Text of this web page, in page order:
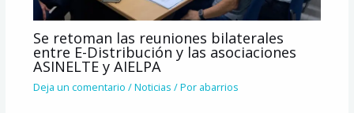
Se retoman las reuniones bilaterales
entre E-Distribución y las asociaciones
ASINELTE y AIELPA
Deja un comentario /Noticias / Por abarrios